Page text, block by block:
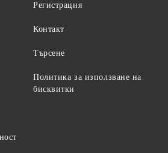
Регистрация
Контакт
Търсене
Политика за използване на
бисквитки